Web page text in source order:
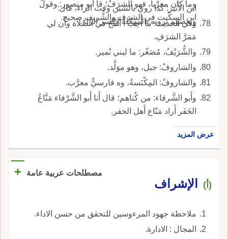
وما كان مغرِّياً، فهو الشرَفُ؛ قا أَبو منصور: وقولُ
ابن السكّيت في الشرَف والشُّريف صحيح.
ابن الأَثير: كذا روي بالشين وفت الراء، قال:
وبعضهم يرويه بالمهملة وكسر الراء.
وفي الحديث: ما أُحِبُّ أَ أَنْفُخَ في الصلاة وأَن لي
مَمَرَّ الشرَفِ.
والشُّرَيْفُ، مُصَغّر: ما لبني نُمير.
والشاروفُ: جبل، وهو موَلَّد.
والشاروفُ: المِكْنَسةُ، وه فارسيٌّ معرَّب.
وأَبو الشَّرفاء: من كُناهم؛ قال أَنا أَبو الشَّرْفاء مَنَّاعُ
الخَفَر أَراد مَنّاع أَهل الخفر.
عرض المزيد
مصطلحات عربية عامة +
(أ) الإشراف
ملاحظة جهود المرءوسين للتحقق من حسن الاداء.
المجال : الادارة.